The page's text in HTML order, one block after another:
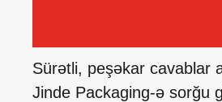
Sürətli, peşəkar cavablar
Jinde Packaging-ə sorğu